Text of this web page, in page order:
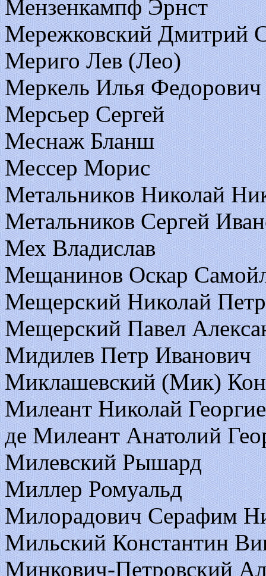
Мензенкампф Эрнст
Мережковский Дмитрий
Мериго Лев (Лео)
Меркель Илья Федорович
Мерсьер Сергей
Меснаж Бланш
Мессер Морис
Метальников Николай
Метальников Сергей
Мех Владислав
Мещанинов Оскар
Мещерский Николай
Мещерский Павел
Мидилев Петр Иванович
Миклашевский (Мик)
Милеант Николай
де Милеант Анатолий
Милевский Рышард
Миллер Ромуальд
Милорадович Серафим
Мильский Константин
Минкович-Петровский